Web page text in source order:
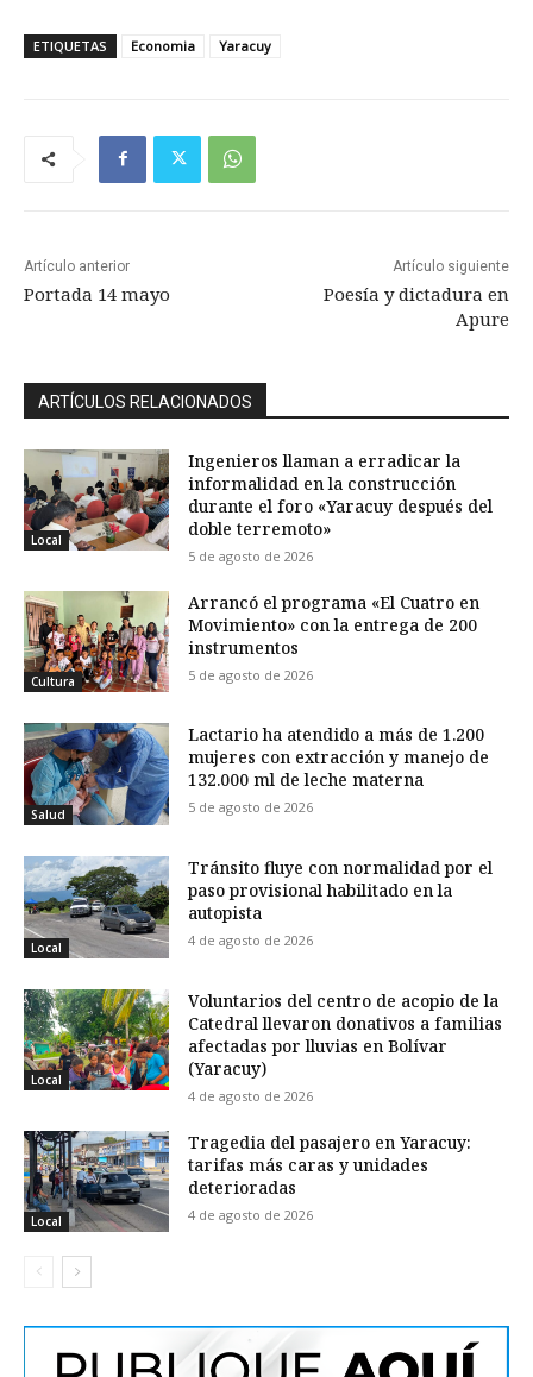
ETIQUETAS Economia Yaracuy
Artículo anterior
Portada 14 mayo
Artículo siguiente
Poesía y dictadura en
Apure
ARTÍCULOS RELACIONADOS
Local
Ingenieros llaman a erradicar la
informalidad en la construcción
durante el foro «Yaracuy después del
doble terremoto»
5 de agosto de 2026
Cultura
Arrancó el programa «El Cuatro en
Movimiento» con la entrega de 200
instrumentos
5 de agosto de 2026
Salud
Lactario ha atendido a más de 1.200
mujeres con extracción y manejo de
132.000 ml de leche materna
5 de agosto de 2026
Local
Tránsito fluye con normalidad por el
paso provisional habilitado en la
autopista
4 de agosto de 2026
Local
Voluntarios del centro de acopio de la
Catedral llevaron donativos a familias
afectadas por lluvias en Bolívar
(Yaracuy)
4 de agosto de 2026
Local
Tragedia del pasajero en Yaracuy:
tarifas más caras y unidades
deterioradas
4 de agosto de 2026